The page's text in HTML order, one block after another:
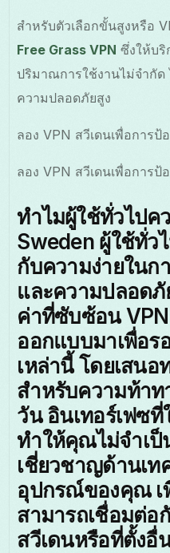
สำหรับตัวเลือกขั้นสูงหรือ
Free Grass VPN ซึ่งให้บ
ปริมาณการใช้งานไม่จำกัด
ความปลอดภัยสูง
ลอง VPN สวีเดนเพื่อการ
ลอง VPN สวีเดนเพื่อการ
ทำไมผู้ใช้ทั่วไปค
Sweden ผู้ใช้ทั่
กับความง่ายในก
และความปลอดภั
ค่าที่ซับซ้อน
ออกแบบมาเพื่อร
เหล่านี้ โดยเสนอ
สำหรับความท้า
วัน อินเทอร์เฟซ
ทำให้คุณไม่จำเ
เชี่ยวชาญด้านเท
อุปกรณ์ของคุณ เ
สามารถเชื่อมต่อ
สวีเดนหรือที่ตั้งอื่